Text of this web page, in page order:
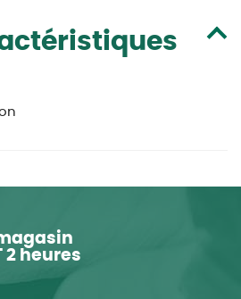
2 heures